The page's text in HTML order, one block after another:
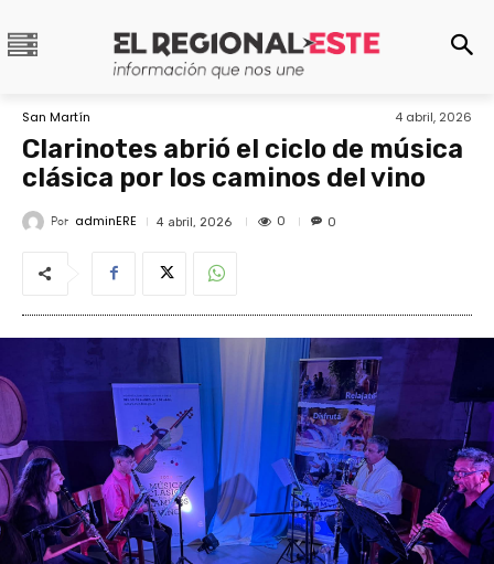
San Martín 4 abril, 2026
Clarinotes abrió el ciclo de música
clásica por los caminos del vino
Por adminERE 4 abril, 2026 0 0